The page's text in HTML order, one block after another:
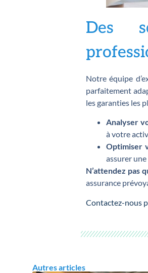
Des
Notre équipe
parfaitement
les garanties les
Analyser
à votre
Optimiser
assurer
N’attendez pas
assurance
Contactez-nous
Autres articles